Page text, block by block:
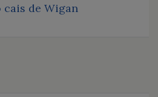
cais de Wigan